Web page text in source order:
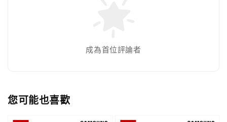
成為首位評論者
您可能也喜歡